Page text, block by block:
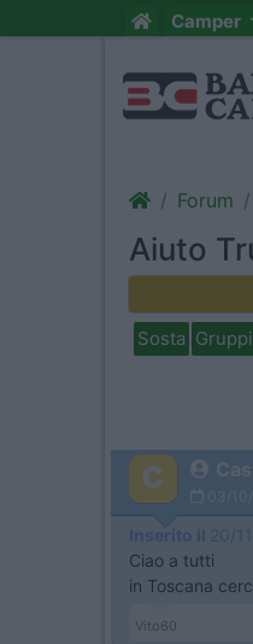
Camper
Forum
Aiuto
Sosta Gruppi
03/
Inserito il 20/
Ciao a tutti
in Toscana
Vito60